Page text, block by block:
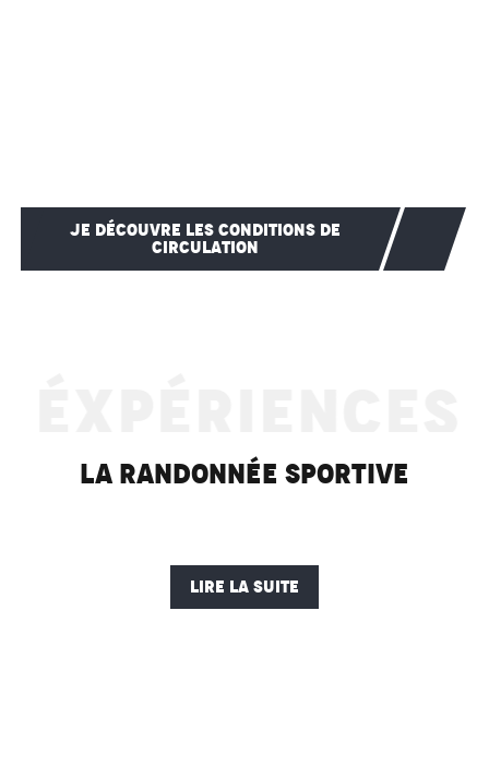
JE DÉCOUVRE LES CONDITIONS DE
CIRCULATION
La Randonnée Sportive
LIRE LA SUITE